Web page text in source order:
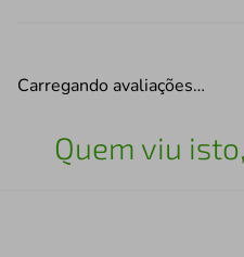
Carregando avaliações…
Quem viu